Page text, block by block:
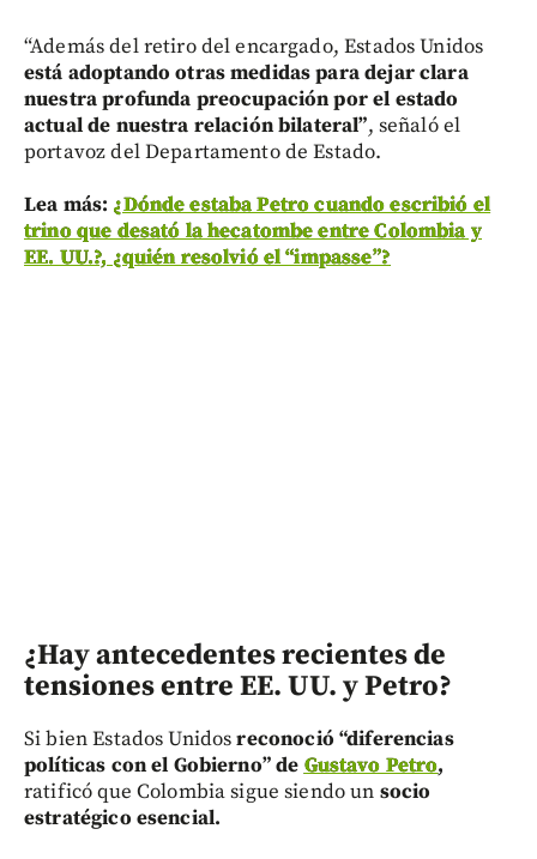
“Además del retiro del encargado, Estados Unidos
está adoptando otras medidas para dejar clara
nuestra profunda preocupación por el estado
actual de nuestra relación bilateral”, señaló el
portavoz del Departamento de Estado.
Lea más: ¿Dónde estaba Petro cuando escribió el
trino que desató la hecatombe entre Colombia y
EE. UU.?, ¿quién resolvió el “impasse”?
¿Hay antecedentes recientes de
tensiones entre EE. UU. y Petro?
Si bien Estados Unidosreconoció “diferencias
políticas con el Gobierno” de Gustavo Petro,
ratificó que Colombia sigue siendo un socio
estratégico esencial.